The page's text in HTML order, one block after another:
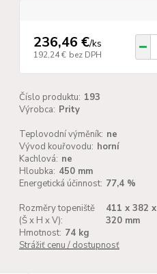
236,46 €/ks
192,24 € bez DPH
Číslo produktu: 193
Výrobca: Prity
Teplovodní výměník: ne
Vývod kouřovodu: horní
Kachlová: ne
Hloubka: 450 mm
Energetická účinnost: 77,4 %
Rozměry topeniště
(Š x H x V):
411 х 382 х
320 mm
Hmotnost: 74 kg
Strážiť cenu / dostupnosť